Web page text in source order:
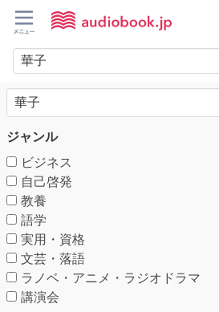
ジャンル
ビジネス
自己啓発
教養
語学
実用・資格
文芸・落語
ラノベ・アニメ・ラジオドラマ
講演会